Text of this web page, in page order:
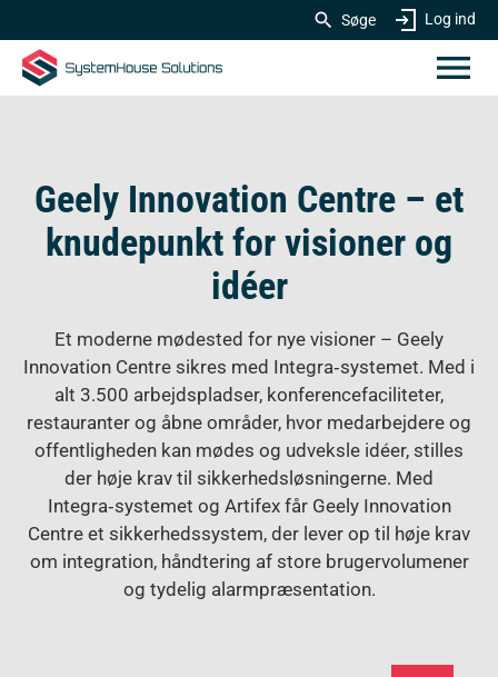
Søge Log ind
Geely Innovation Centre – et
knudepunkt for visioner og
idéer
Et moderne mødested for nye visioner – Geely
Innovation Centre sikres med Integra‑systemet. Med i
alt 3.500 arbejdspladser, konferencefaciliteter,
restauranter og åbne områder, hvor medarbejdere og
offentligheden kan mødes og udveksle idéer, stilles
der høje krav til sikkerhedsløsningerne. Med
Integra‑systemet og Artifex får Geely Innovation
Centre et sikkerhedssystem, der lever op til høje krav
om integration, håndtering af store bruger­volumener
og tydelig alarmpræsentation.